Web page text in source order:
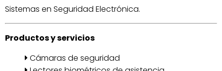
Sistemas en Seguridad Electrónica.
Productos y servicios
Cámaras de seguridad